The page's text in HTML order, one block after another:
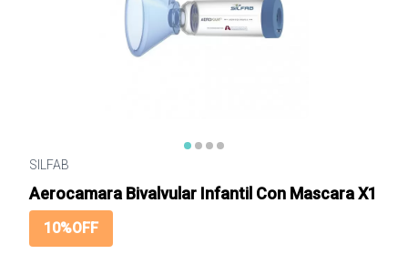
SILFAB
Aerocamara Bivalvular Infantil Con Mascara X1
10%OFF